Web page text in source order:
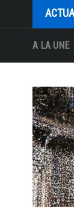
A LA UNE
Van